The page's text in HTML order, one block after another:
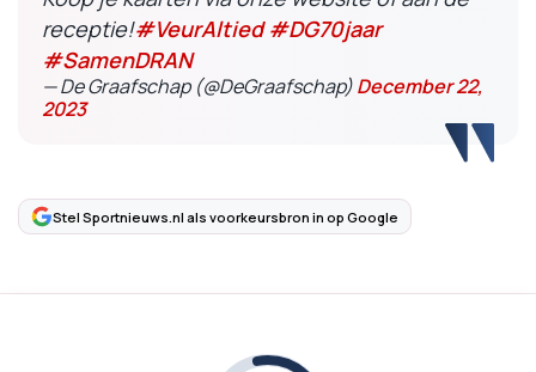
receptie!#VeurAltied #DG70jaar
#SamenDRAN
— De Graafschap (@DeGraafschap)December 22,
2023
Stel Sportnieuws.nl als voorkeursbron in op Google